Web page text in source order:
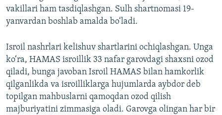
vakillari ham tasdiqlashgan. Sulh shartnomasi 19-
yanvardan boshlab amalda bo‘ladi.
Isroil nashrlari kelishuv shartlarini ochiqlashgan. Unga
ko‘ra, HAMAS isroillik 33 nafar garovdagi shaxsni ozod
qiladi, bunga javoban Isroil HAMAS bilan hamkorlik
qilganlikda va isroilliklarga hujumlarda aybdor deb
topilgan mahbuslarni qamoqdan ozod qilish
majburiyatini zimmasiga oladi. Garovga olingan har bir